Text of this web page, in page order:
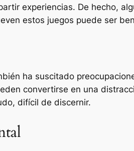
experiencias. De hecho,
estos juegos puede ser
ha suscitado
convertirse en una
difícil de discernir.